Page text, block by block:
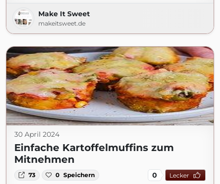
Make It Sweet
makeitsweet.de
30 April 2024
Einfache Kartoffelmuffins zum
Mitnehmen
73 0 Speichern 0 Lecker